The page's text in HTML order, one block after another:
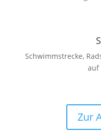
Schwimmstrecke,
auf
Zur